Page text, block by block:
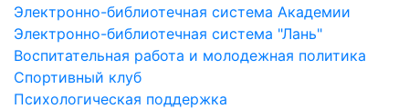
Электронно-библиотечная система Академии
Электронно-библиотечная система "Лань"
Воспитательная работа и молодежная политика
Спортивный клуб
Психологическая поддержка